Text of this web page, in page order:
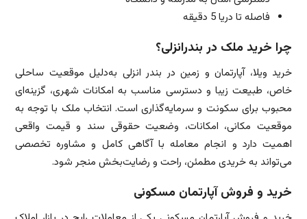
فاصله تا دریا 5 دقیقه
چرا خرید ملک در بندرانزلی؟
خرید ویلا، آپارتمان و زمین در بندر انزلی به‌دلیل موقعیت ساحلی
خاص، طبیعت زیبا و دسترسی مناسب به امکانات شهری، گزینه‌ای
محبوب برای سکونت و سرمایه‌گذاری است. انتخاب ملک با توجه به
موقعیت مکانی، امکانات، وضعیت حقوقی سند و قیمت واقعی
اهمیت دارد و انجام معامله با آگاهی کامل و مشاوره تخصصی
می‌تواند به خریدی مطمئن، راحت و رضایت‌بخش منجر شود.
خرید و فروش آپارتمان مسکونی